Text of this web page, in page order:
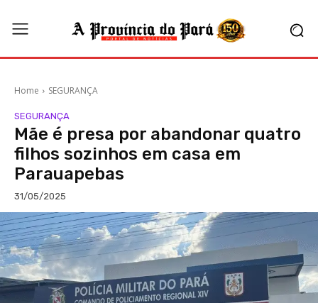
Home SEGURANÇA
SEGURANÇA
Mãe é presa por abandonar quatro
filhos sozinhos em casa em
Parauapebas
31/05/2025